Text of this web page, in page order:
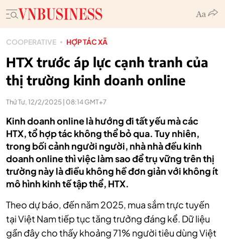
COOPERATIVE HỢP TÁC XÃ
HTX trước áp lực cạnh tranh của
thị trường kinh doanh online
Thứ Tư, 12/2/2025 | 08:14 GMT+7
Kinh doanh online là hướng đi tất yếu mà các
HTX, tổ hợp tác không thể bỏ qua. Tuy nhiên,
trong bối cảnh người người, nhà nhà đều kinh
doanh online thì việc làm sao để trụ vững trên thị
trường này là điều không hề đơn giản với không ít
mô hình kinh tế tập thể, HTX.
Theo dự báo, đến năm 2025, mua sắm trực tuyến
tại Việt Nam tiếp tục tăng trưởng đáng kể. Dữ liệu
gần đây cho thấy khoảng 71% người tiêu dùng Việt